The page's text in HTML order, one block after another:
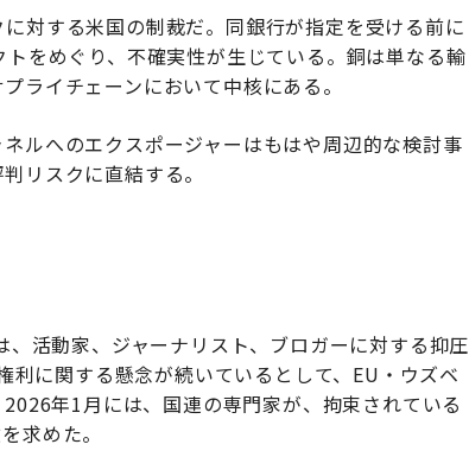
対する米国の制裁だ。同銀行が指定を受ける前に
をめぐり、不確実性が生じている。銅は単なる輸
ライチェーンにおいて中核にある。
ルへのエクスポージャーはもはや周辺的な検討事
リスクに直結する。
活動家、ジャーナリスト、ブロガーに対する抑圧
利に関する懸念が続いているとして、EU・ウズベ
年1月には、国連の専門家が、拘束されている
求めた。